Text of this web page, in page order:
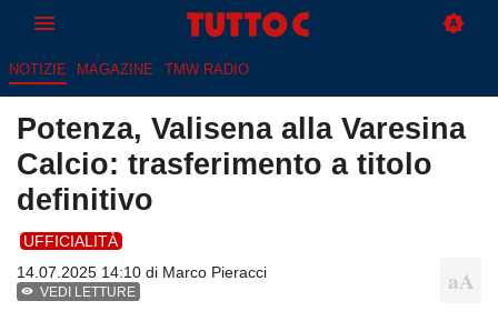
NOTIZIE MAGAZINE TMW RADIO
Potenza, Valisena alla Varesina
Calcio: trasferimento a titolo
definitivo
UFFICIALITÀ
14.07.2025 14:10 di Marco Pieracci
VEDI LETTURE